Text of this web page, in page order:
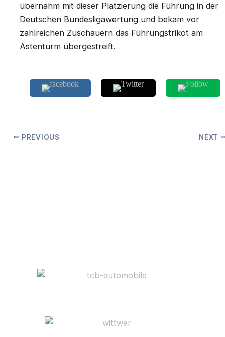
übernahm mit dieser Platzierung die Führung in der
Deutschen Bundesligawertung und bekam vor
zahlreichen Zuschauern das Führungstrikot am
Astenturm übergestreift.
PREVIOUS NEXT